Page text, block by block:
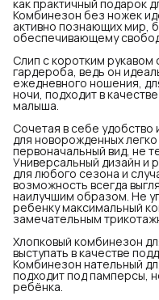
как практичный подарок
Комбинезон без ножек
активно познающих мир,
обеспечивающему
Слип с коротким
гардероба, ведь он
ежедневного ношения,
ночи, подходит в
малыша.
Сочетая в себе удобство
для новорожденных
первоначальный вид, не
Универсальный дизайн и
для любого сезона и
возможность всегда
наилучшим образом. Не
ребенку максимальный
замечательным
Хлопковый комбинезон
выступать в качестве
Комбинезон нательный
подходит под памперсы,
ребёнка.